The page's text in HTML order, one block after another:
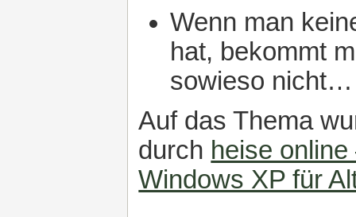
Wenn man
hat, bekommt
sowieso nicht…
Auf das Thema
durch heise
Windows XP für